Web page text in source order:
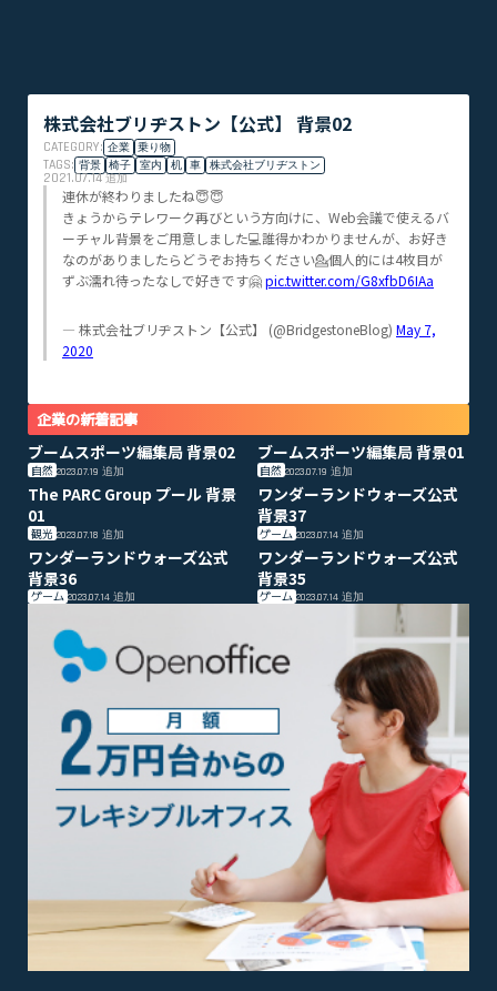
株式会社ブリヂストン【公式】 背景02
CATEGORY: 企業 乗り物
TAGS: 背景 椅子 室内 机 車 株式会社ブリヂストン
2021.07.14追加
連休が終わりましたね😇😇
きょうからテレワーク再びという方向けに、Web会議で使えるバ
ーチャル背景をご用意しました💻誰得かわかりませんが、お好き
なのがありましたらどうぞお持ちください💁個人的には4枚目が
ずぶ濡れ待ったなしで好きです🤗pic.twitter.com/G8xfbD6IAa
— 株式会社ブリヂストン【公式】 (@BridgestoneBlog) May 7,
2020
企業の新着記事
ブームスポーツ編集局 背景02
自然 2023.07.19 追加
ブームスポーツ編集局 背景01
自然 2023.07.19追加
The PARC Group プール 背景
01
観光 2023.07.18 追加
ワンダーランドウォーズ公式
背景37
ゲーム 2023.07.14追加
ワンダーランドウォーズ公式
背景36
ゲーム 2023.07.14 追加
ワンダーランドウォーズ公式
背景35
ゲーム 2023.07.14追加